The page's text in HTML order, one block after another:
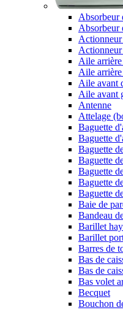
Absorbeur
Absorbeur
Actionneur
Actionneur
Aile
Aile
Aile avant
Aile avant
Antenne
Attelage
Baguette
Baguette
Baguette
Baguette
Baguette
Baguette
Baguette
Baie de
Bandeau
Barillet
Barillet
Barres de
Bas de
Bas de
Bas volet
Becquet
Bouchon